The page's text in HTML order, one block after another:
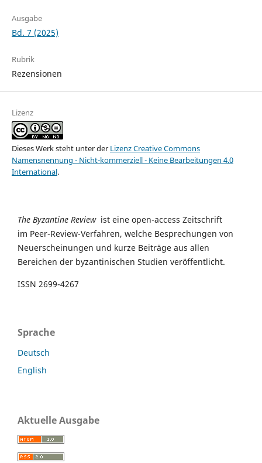
Ausgabe
Bd. 7 (2025)
Rubrik
Rezensionen
Lizenz
Dieses Werk steht unter der Lizenz Creative Commons
Namensnennung - Nicht-kommerziell - Keine Bearbeitungen 4.0
International.
The Byzantine Reviewist eine open-access Zeitschrift
im Peer-Review-Verfahren, welche Besprechungen von
Neuerscheinungen und kurze Beiträge aus allen
Bereichen der byzantinischen Studien veröffentlicht.
ISSN 2699-4267
Sprache
Deutsch
English
Aktuelle Ausgabe